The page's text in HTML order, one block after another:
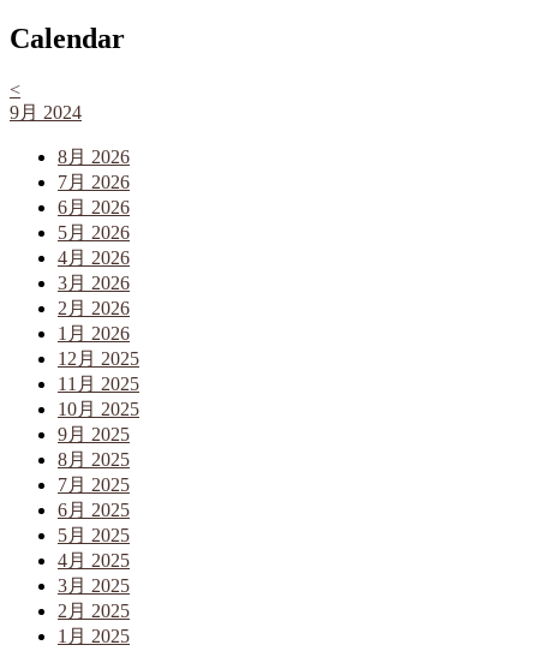
Calendar
<
9月 2024
8月 2026
7月 2026
6月 2026
5月 2026
4月 2026
3月 2026
2月 2026
1月 2026
12月 2025
11月 2025
10月 2025
9月 2025
8月 2025
7月 2025
6月 2025
5月 2025
4月 2025
3月 2025
2月 2025
1月 2025